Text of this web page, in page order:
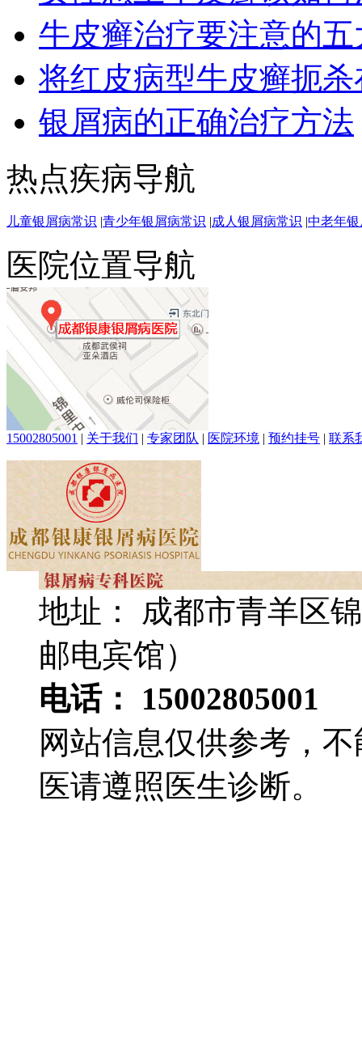
牛皮癣治疗要注意的
将红皮病型牛皮癣扼
银屑病的正确治疗方法
热点疾病导航
儿童银屑病常识 |青少年银屑病常识 |成人银屑病常识 |中老年
医院位置导航
15002805001 | 关于我们 | 专家团队 | 医院环境 | 预约挂号 | 联系
地址： 成都市青羊区
邮电宾馆）
电话： 15002805001
网站信息仅供参考，
医请遵照医生诊断。